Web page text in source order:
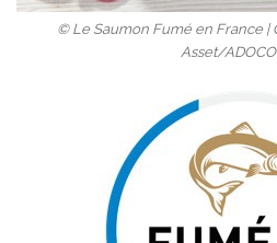
© Le Saumon Fumé en France |
Asset/